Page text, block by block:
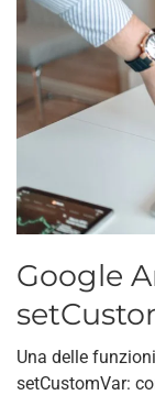
Google
Una delle
setCustomVar: